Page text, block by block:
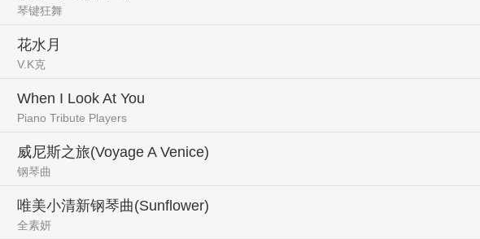
琴键狂舞
花水月
V.K克
When I Look At You
Piano Tribute Players
威尼斯之旅(Voyage A Venice)
钢琴曲
唯美小清新钢琴曲(Sunflower)
全素妍